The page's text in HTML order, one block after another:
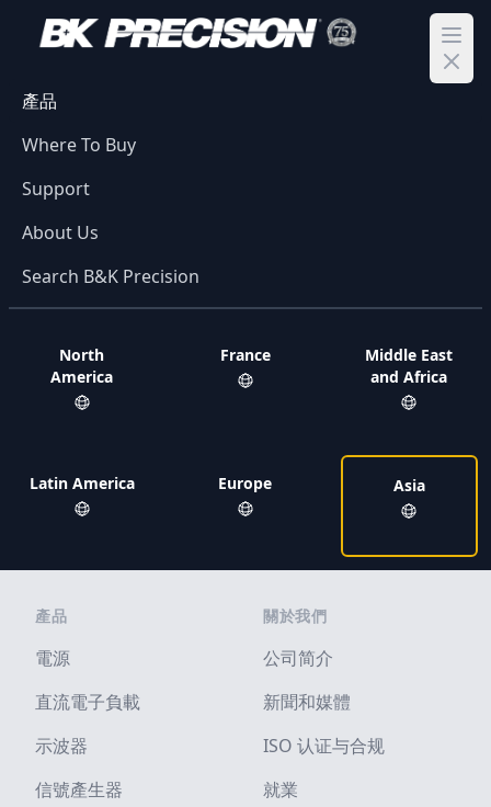
產品
Where To Buy
Support
About Us
Search B&K Precision
North
America
Latin America
France
Europe
Middle East
and Africa
Asia
產品
電源
直流電子負載
示波器
信號產生器
關於我們
公司简介
新聞和媒體
ISO 认证与合规
就業